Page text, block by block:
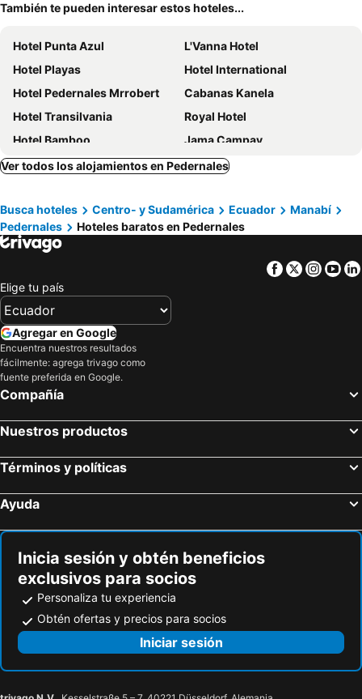
También te pueden interesar estos hoteles...
Hotel Punta Azul
L'Vanna Hotel
Hotel Playas
Hotel International
Hotel Pedernales Mrrobert
Cabanas Kanela
Hotel Transilvania
Royal Hotel
Hotel Bamboo
Jama Campay
Hotel Rancho Playa Del Sol
Hotel Blakeniv
Ver todos los alojamientos en Pedernales
Busca hoteles Centro- y Sudamérica Ecuador
Manabí
Pedernales
Hoteles baratos en Pedernales
Facebook
Twitter
Elige tu país
Agregar en Google
Encuentra nuestros resultados
fácilmente: agrega trivago como
fuente preferida en Google.
Compañía
Nuestros productos
Términos y políticas
Ayuda
Inicia sesión y obtén beneficios
exclusivos para socios
Personaliza tu experiencia
Obtén ofertas y precios para socios
Iniciar sesión